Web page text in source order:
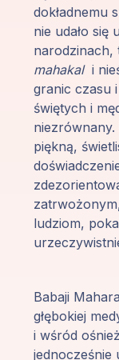
Login
członka
dokładnemu
nie udało się
narodzinach,
mahakali
granic czasu
świętych i
niezrównany.
piękną,
ludziom,
Babaji
głębokiej
i wśród
jednocześnie